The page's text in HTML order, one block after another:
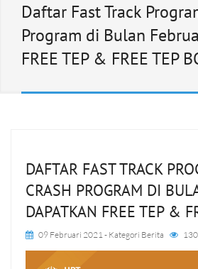
Daftar Fast Track
Program di Bulan
FREE TEP & FREE TEP
DAFTAR FAST TRACK
CRASH PROGRAM DI
DAPATKAN FREE TEP &
09 Februari 2021- Kategori Berita